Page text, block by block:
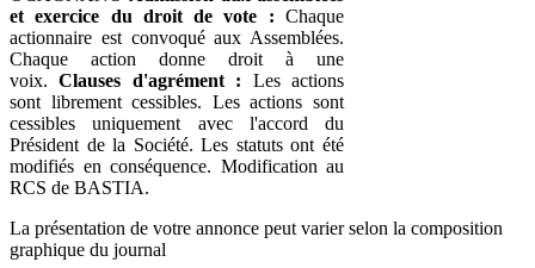
et exercice du droit de vote : Chaque
actionnaire est convoqué aux Assemblées.
Chaque action donne droit à une
voix.Clauses d'agrément : Les actions
sont librement cessibles. Les actions sont
cessibles uniquement avec l'accord du
Président de la Société. Les statuts ont été
modifiés en conséquence. Modification au
RCS de BASTIA.
La présentation de votre annonce peut varier selon la composition
graphique du journal